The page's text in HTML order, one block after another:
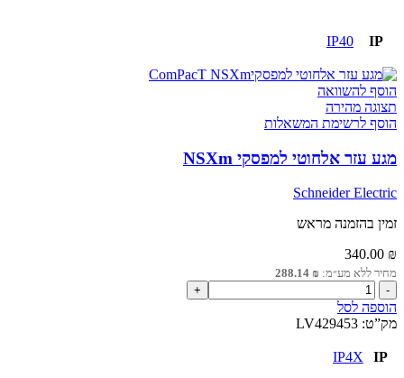
NSXmIP
IP40
הוסף להשוואה
תצוגה מהירה
הוסף לרשימת המשאלות
מגע עזר אלחוטי למפסקי NSXm
Schneider Electric
זמין בהזמנה מראש
340.00 ₪
מחיר ללא מע״מ: 288.14 ₪
כמות
של
מגע
אלחוטי
למפסקי
הוספה לסל
מק”ט: LV429453
IP
IP4X